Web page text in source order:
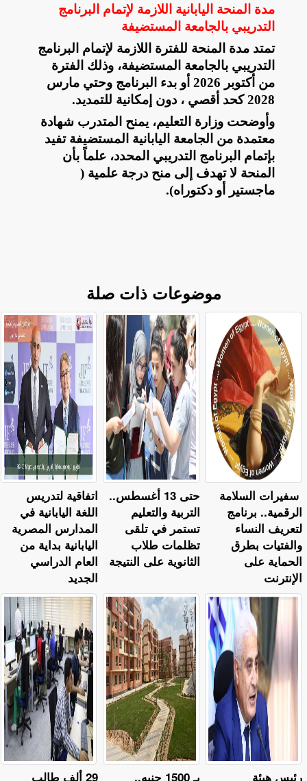
مدة المنحة اليابانية اللازمة لإتمام البرنامج
التدريبي بالجامعة المستضيفة
تمتد مدة المنحة للفترة اللازمة لإتمام البرنامج
التدريبي بالجامعة المستضيفة، وذلك الفترة
من أكتوبر 2026 أو بدء البرنامج وحتي مارس
2028 كحد أقصي ، دون إمكانية للتمديد
.
وأوضحت وزارة التعليم، يمنح المتدرب شهادة
معتمدة من الجامعة اليابانية المستضيفة تفيد
بإتمام البرنامج التدريبي المحدد، علماً بأن
المنحة لا تهدف إلى منح درجة علمية (
ماجستير أو دكتوراه).
موضوعات ذات صلة
اتفاقية لتدريس
اللغة اليابانية في
المدارس المصرية
اليابانية بداية من
العام الدراسي
الجديد
حتى 13 أغسطس..
التربية والتعليم
تستمر في تلقى
تظلمات طلاب
الثانوية على النتيجة
سفيرات السلامة
الرقمية.. برنامج
لتعريف النساء
والفتيات بطرق
الحماية على
الإنترنت
29 ألف طالب بـ 1500 جنيه.. رئيس هيئة